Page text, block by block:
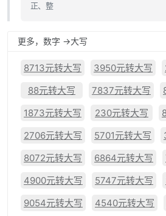
正、整
更多，数字 ->大写
8713元转大写 3950元转大写
88元转大写
7837元转大写
1873元转大写
230元转大写
2706元转大写
5701元转大写
8072元转大写
6864元转大写
4900元转大写
5747元转大写
9054元转大写
4540元转大写